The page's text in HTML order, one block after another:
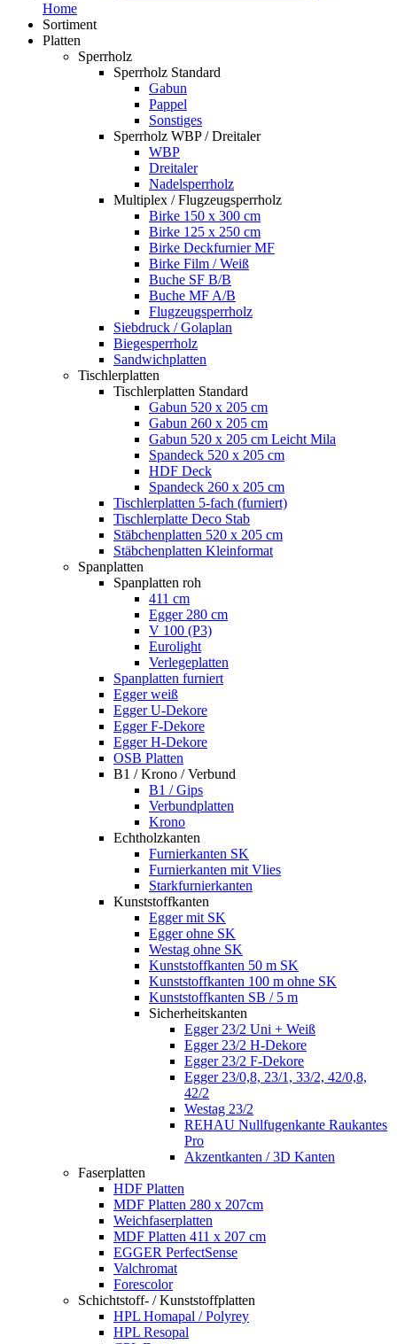
Home
Sortiment
Platten
Sperrholz
Sperrholz Standard
Gabun
Pappel
Sonstiges
Sperrholz WBP / Dreitaler
WBP
Dreitaler
Nadelsperrholz
Multiplex / Flugzeugsperrholz
Birke 150 x 300 cm
Birke 125 x 250 cm
Birke Deckfurnier MF
Birke Film / Weiß
Buche SF B/B
Buche MF A/B
Flugzeugsperrholz
Siebdruck / Golaplan
Biegesperrholz
Sandwichplatten
Tischlerplatten
Tischlerplatten Standard
Gabun 520 x 205 cm
Gabun 260 x 205 cm
Gabun 520 x 205 cm Leicht Mila
Spandeck 520 x 205 cm
HDF Deck
Spandeck 260 x 205 cm
Tischlerplatten 5-fach (furniert)
Tischlerplatte Deco Stab
Stäbchenplatten 520 x 205 cm
Stäbchenplatten Kleinformat
Spanplatten
Spanplatten roh
411 cm
Egger 280 cm
V 100 (P3)
Eurolight
Verlegeplatten
Spanplatten furniert
Egger weiß
Egger U-Dekore
Egger F-Dekore
Egger H-Dekore
OSB Platten
B1 / Krono / Verbund
B1 / Gips
Verbundplatten
Krono
Echtholzkanten
Furnierkanten SK
Furnierkanten mit Vlies
Starkfurnierkanten
Kunststoffkanten
Egger mit SK
Egger ohne SK
Westag ohne SK
Kunststoffkanten 50 m SK
Kunststoffkanten 100 m ohne SK
Kunststoffkanten SB / 5 m
Sicherheitskanten
Egger 23/2 Uni + Weiß
Egger 23/2 H-Dekore
Egger 23/2 F-Dekore
Egger 23/0,8, 23/1, 33/2, 42/0,8,
42/2
Westag 23/2
REHAU Nullfugenkante Raukantes
Pro
Akzentkanten / 3D Kanten
Faserplatten
HDF Platten
MDF Platten 280 x 207cm
Weichfaserplatten
MDF Platten 411 x 207 cm
EGGER PerfectSense
Valchromat
Forescolor
Schichtstoff- / Kunststoffplatten
HPL Homapal / Polyrey
HPL Resopal